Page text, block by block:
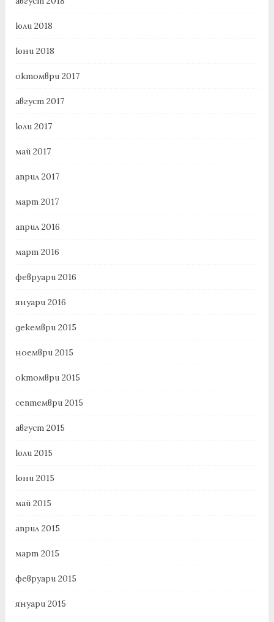
юли 2018
юни 2018
октомври 2017
август 2017
юли 2017
май 2017
април 2017
март 2017
април 2016
март 2016
февруари 2016
януари 2016
декември 2015
ноември 2015
октомври 2015
септември 2015
август 2015
юли 2015
юни 2015
май 2015
април 2015
март 2015
февруари 2015
януари 2015